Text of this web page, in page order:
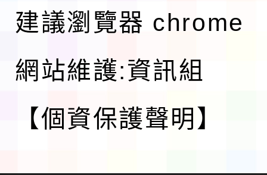
建議瀏覽器 chrome
網站維護:資訊組
【個資保護聲明】